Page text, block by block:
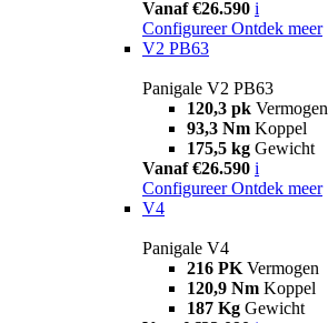
Vanaf €26.590 i
Configureer Ontdek meer
V2 PB63
Panigale V2 PB63
120,3 pk Vermogen
93,3 Nm Koppel
175,5 kg Gewicht
Vanaf €26.590 i
Configureer Ontdek meer
V4
Panigale V4
216 PK Vermogen
120,9 Nm Koppel
187 Kg Gewicht